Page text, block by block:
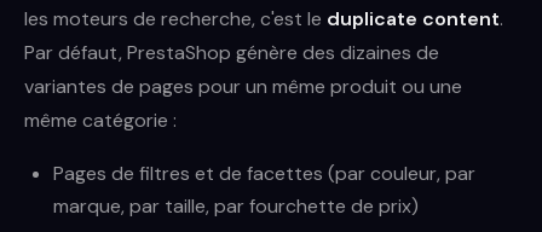
les moteurs de recherche, c'est le duplicate content.
Par défaut, PrestaShop génère des dizaines de
variantes de pages pour un même produit ou une
même catégorie :
Pages de filtres et de facettes (par couleur, par
marque, par taille, par fourchette de prix)